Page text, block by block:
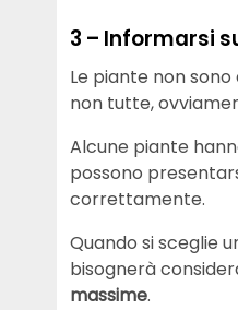
3 – Informarsi
Le piante non
non tutte,
Alcune piante
possono
correttamente.
Quando si sceglie
bisognerà
massime.